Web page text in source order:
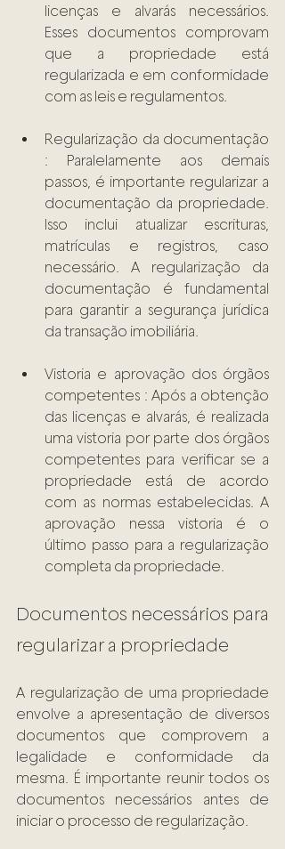
licenças e alvarás necessários.
Esses documentos comprovam
que a propriedade está
regularizada e em conformidade
com as leis e regulamentos.
Regularização da documentação
: Paralelamente aos demais
passos, é importante regularizar a
documentação da propriedade.
Isso inclui atualizar escrituras,
matrículas e registros, caso
necessário. A regularização da
documentação é fundamental
para garantir a segurança jurídica
da transação imobiliária.
Vistoria e aprovação dos órgãos
competentes : Após a obtenção
das licenças e alvarás, é realizada
uma vistoria por parte dos órgãos
competentes para verificar se a
propriedade está de acordo
com as normas estabelecidas. A
aprovação nessa vistoria é o
último passo para a regularização
completa da propriedade.
Documentos necessários para
regularizar a propriedade
A regularização de uma propriedade
envolve a apresentação de diversos
documentos que comprovem a
legalidade e conformidade da
mesma. É importante reunir todos os
documentos necessários antes de
iniciar o processo de regularização.